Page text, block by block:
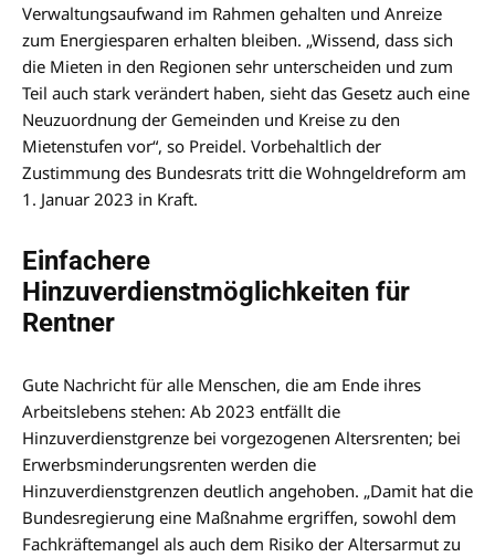
Verwaltungsaufwand im Rahmen gehalten und Anreize
zum Energiesparen erhalten bleiben. „Wissend, dass sich
die Mieten in den Regionen sehr unterscheiden und zum
Teil auch stark verändert haben, sieht das Gesetz auch eine
Neuzuordnung der Gemeinden und Kreise zu den
Mietenstufen vor“, so Preidel. Vorbehaltlich der
Zustimmung des Bundesrats tritt die Wohngeldreform am
1. Januar 2023 in Kraft.
Einfachere
Hinzuverdienstmöglichkeiten für
Rentner
Gute Nachricht für alle Menschen, die am Ende ihres
Arbeitslebens stehen: Ab 2023 entfällt die
Hinzuverdienstgrenze bei vorgezogenen Altersrenten; bei
Erwerbsminderungsrenten werden die
Hinzuverdienstgrenzen deutlich angehoben. „Damit hat die
Bundesregierung eine Maßnahme ergriffen, sowohl dem
Fachkräftemangel als auch dem Risiko der Altersarmut zu